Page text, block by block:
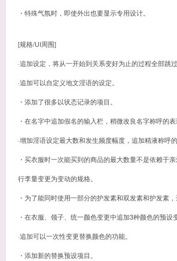
・特殊气氛时，即使外出也要显示专用设计。
[规格/UI周围]
·追加设定，将从一开始到关系变好为止的过程全部跳过
·追加可以自定义地文淫语的设定。
・添加了很多以状态记录的项目。
・在名字中追加假名的输入栏，稍微改良名字称呼的表
·增加淫语设定最大数和发生频度幅度，追加精液称呼的
・买衣服时一次能买到的商品的最大数量不是依赖于
行李量变更为变动的规格。
・为了能同时使用一部分的护发素和双发素和护发素，
・在衣服、领子、统一颜色变更中追加3种颜色的预设
·追加可以一次性变更替换颜色的功能。
・添加新的替换预设项目。